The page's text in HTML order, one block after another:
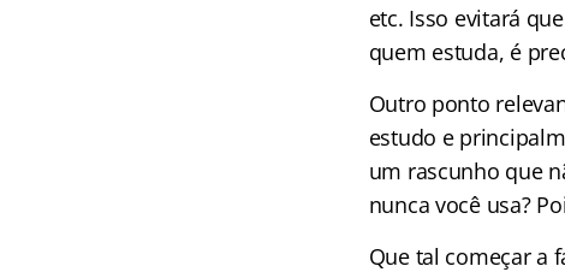
etc. Isso evitará
quem estuda, é
Outro ponto
estudo e
um rascunho que
nunca você usa?
Que tal começar a